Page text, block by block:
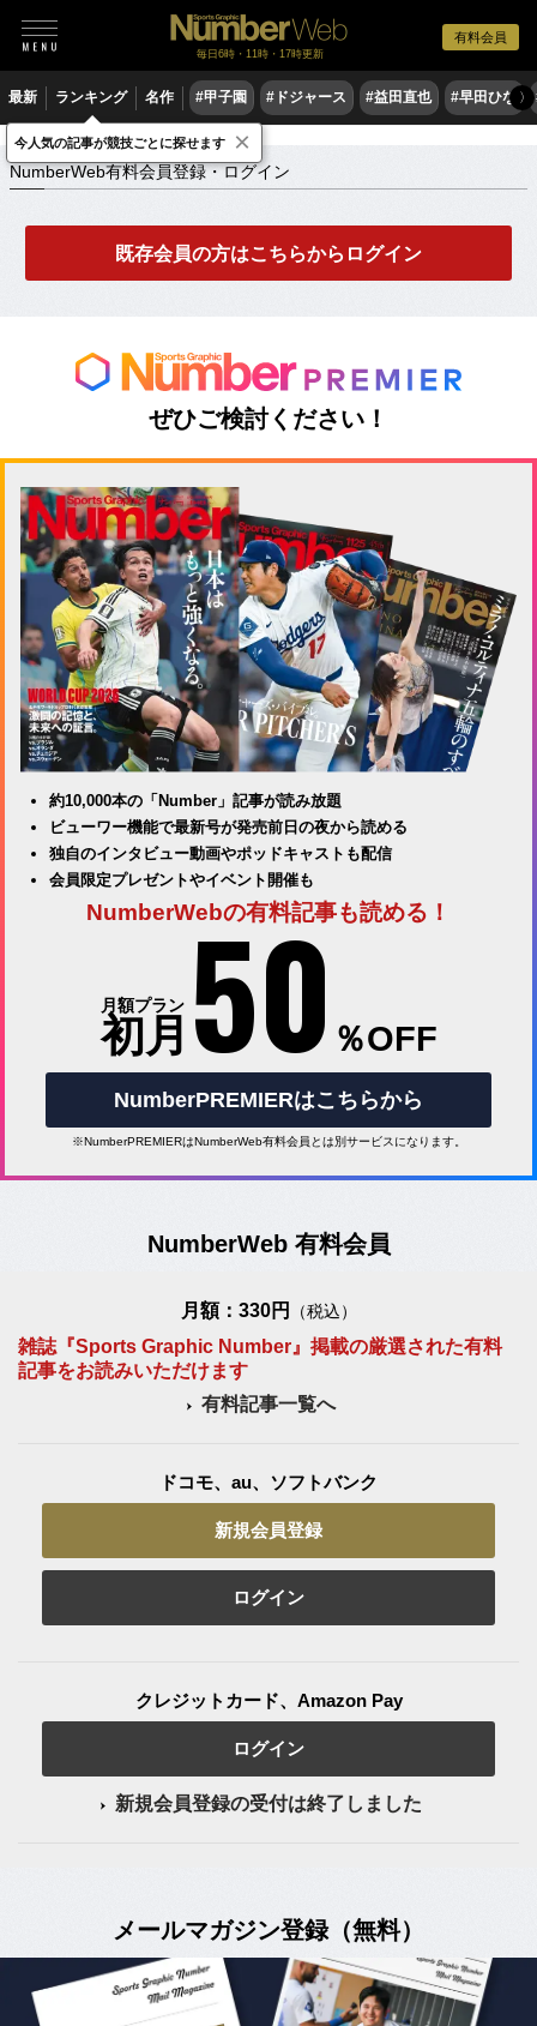
有料会員
毎日6時・11時・17時更新
最新 ランキング 名作 #甲子園 #ドジャース #益田直也 #早田ひな 〉
NumberWeb有料会員登録・ログイン
NumberWeb有料会員登録・ログイン
既存会員の方はこちらからログイン
ぜひご検討ください！
約10,000本の「Number」記事が読み放題
ビューワー機能で最新号が発売前日の夜から読める
独自のインタビュー動画やポッドキャストも配信
会員限定プレゼントやイベント開催も
NumberWebの有料記事も読める！
月額プラン
初月 50 ％OFF
NumberPREMIERはこちらから
※NumberPREMIERはNumberWeb有料会員とは別サービスになります。
NumberWeb 有料会員
月額：330円 （税込）
雑誌『Sports Graphic Number』掲載の厳選された有料
記事をお読みいただけます
有料記事一覧へ
ドコモ、au、ソフトバンク
新規会員登録
ログイン
クレジットカード、Amazon Pay
ログイン
新規会員登録の受付は終了しました
メールマガジン登録（無料）
今人気の記事が競技ごとに探せます ×